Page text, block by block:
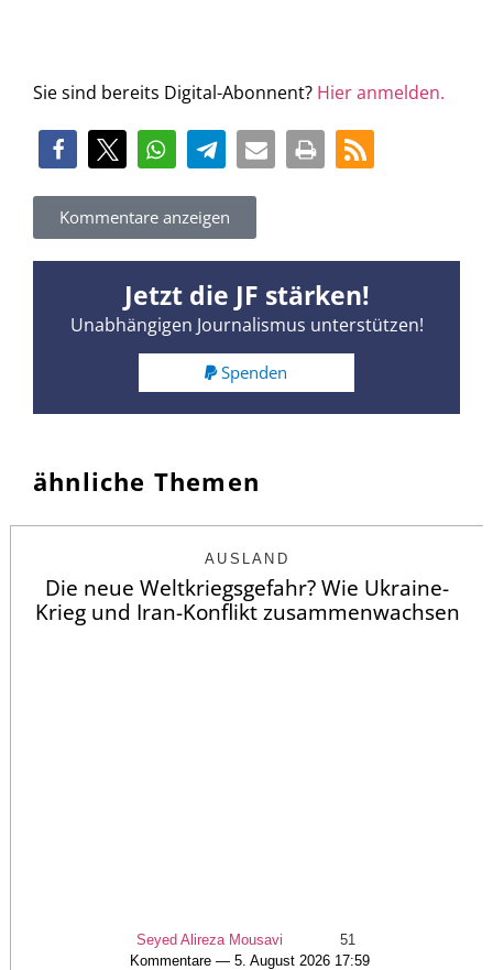
Sie sind bereits Digital-Abonnent? Hier anmelden.
Kommentare anzeigen
Jetzt die JF stärken!
Unabhängigen Journalismus unterstützen!
Spenden
ähnliche Themen
AUSLAND
Die neue Weltkriegsgefahr? Wie Ukraine-
Krieg und Iran-Konflikt zusammenwachsen
Seyed Alireza Mousavi
51
Kommentare — 5. August 2026 17:59